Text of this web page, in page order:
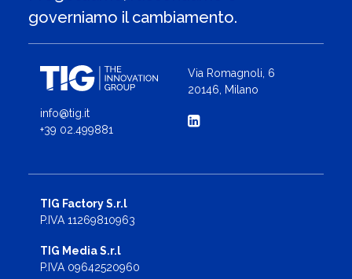
governiamo il cambiamento.
info@tig.it
+39 02.499881
Via Romagnoli, 6
20146, Milano
TIG Factory S.r.l
P.IVA 11269810963
TIG Media S.r.l
P.IVA 09642520960